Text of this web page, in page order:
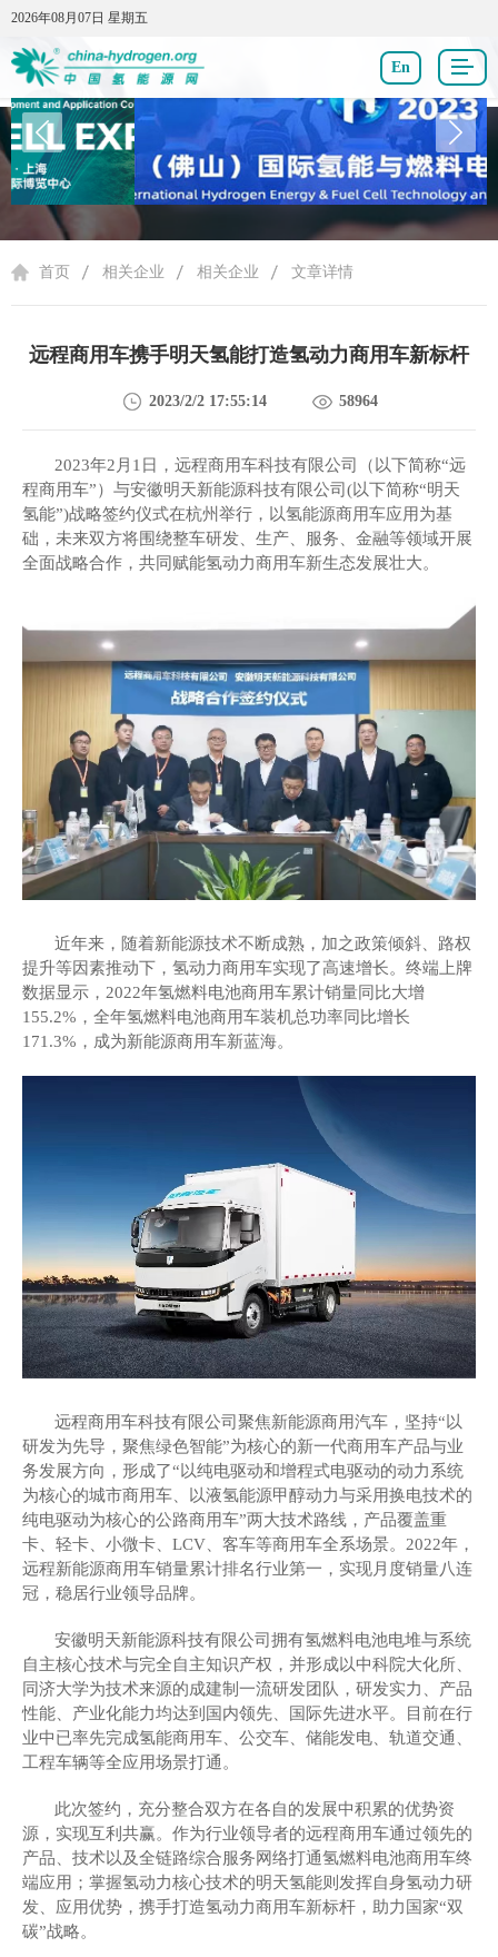
2026年08月07日 星期五
2026年08月07日 星期五
En
相关企业
首页 相关企业 相关企业 文章详情
远程商用车携手明天氢能打造氢动力商用车新标杆
2023/2/2 17:55:14 58964
2023年2 月 1 日，远程商用车科技有限公司（以下简称“远
程商用车”） 与安徽明天新能源科技有限公司 (以下简称“明天
氢能”)战略签约仪式在杭州举行，以氢能源商用车应用为基
础 ， 未来双方将围绕整车研发 生产 服务、金融等领域开展
全面战略合作，共同 赋能氢动力商用车新生态发展壮大。
近年来，随着新能源技术不断成熟，加之政策倾斜、路权
提升等因素推动下， 氢动力商用车实现了高速增长。终端上牌
数据显示， 2022年氢燃料电池商用车累计销量同比大增
155.2%，全年氢燃料电池商用车装机总功率同比增长
171.3%，成为新能源商用车新蓝海。
远程商用车科技有限公司聚焦新能源商用汽车，坚持“以
研发为先导，聚焦绿色智能”为核心的新一代商用车产品与业
务发展方向，形成了“以纯电驱动和增程式电驱动的动力系统
为核心的城市商用车、以液氢能源甲醇动力与采用换电技术的
纯电驱动为核心的公路商用车”两大技术路线，产品覆盖重
卡、轻卡、小微卡、LCV、客车等商用车全系场景。 2022年，
远程新能源商用车销量累计排名行业第一 ，实现月度销量八连
冠 ，稳居行业领导品牌。
安徽明天新能源科技有限公司拥有氢燃料电池电堆与系统
自主核心技术与完全自主知识产权，并形成以中科院大化所、
同济大学为技术来源的成建制一流研发团队，研发实力、产品
性能、产业化能力均达到国内领先、国际先进水平。目前在行
业中已率先完成氢能商用车、公交车、储能发电、轨道交通、
工程车辆等全应用场景打通。
此次签约，充分整合双方在各自的发展中积累的优势资
源 ， 实现互利共赢。作为行业领导者的远程商用车通过领先的
产品、技术以及全链路综合服务网络打通氢燃料电池商用车终
端应用；掌握氢动力核心技术的明天氢能则发挥自身氢动力研
发、应用优势，携手打造氢动力商用车新标杆，助力国家“双
碳”战略。